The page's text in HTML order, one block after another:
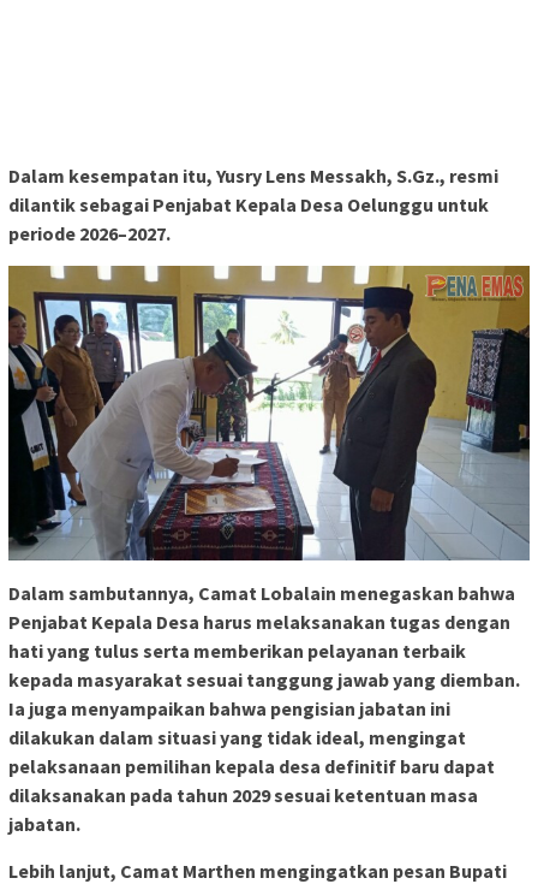
Dalam kesempatan itu, Yusry Lens Messakh, S.Gz., resmi
dilantik sebagai Penjabat Kepala Desa Oelunggu untuk
periode 2026–2027.
Dalam sambutannya, Camat Lobalain menegaskan bahwa
Penjabat Kepala Desa harus melaksanakan tugas dengan
hati yang tulus serta memberikan pelayanan terbaik
kepada masyarakat sesuai tanggung jawab yang diemban.
Ia juga menyampaikan bahwa pengisian jabatan ini
dilakukan dalam situasi yang tidak ideal, mengingat
pelaksanaan pemilihan kepala desa definitif baru dapat
dilaksanakan pada tahun 2029 sesuai ketentuan masa
jabatan.
Lebih lanjut, Camat Marthen mengingatkan pesan Bupati